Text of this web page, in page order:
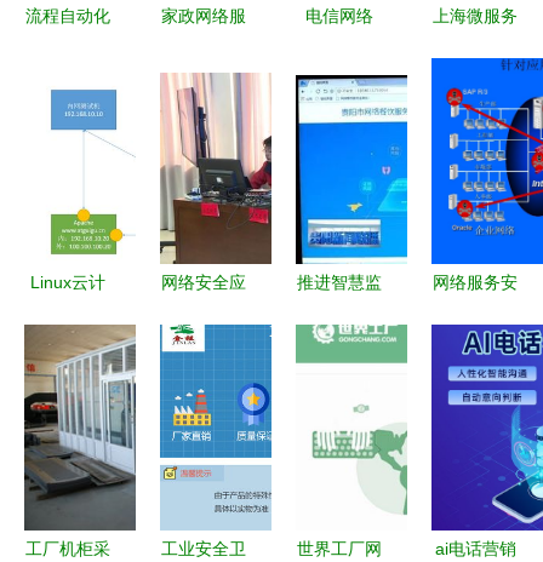
流程自动化
培养 科技
赋能与人力
家政网络服
方案全解析
标准、价
格、种类及
供应商推荐
电信网络
服务升级
上海微服务
站式解决方
案的价格、
图片与厂家
信息
Linux云计
务 DNS域
名系统服务
深度解析
网络安全应
们在行动！
——筑牢网
络服务安全
防线
推进智慧监
餐饮监管效
果展播
网络服务安
字世界的防
护屏障
工厂机柜采
工业安全卫
世界工厂网
ai电话营销